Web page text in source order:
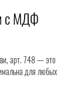
с МДФ
арт. 748 — это
для любых